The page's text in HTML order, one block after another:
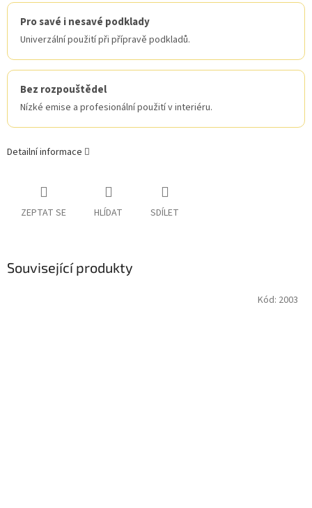
Pro savé i nesavé podklady
Univerzální použití při přípravě podkladů.
Bez rozpouštědel
Nízké emise a profesionální použití v interiéru.
Detailní informace
ZEPTAT SE HLÍDAT SDÍLET
Související produkty
Kód: 2003